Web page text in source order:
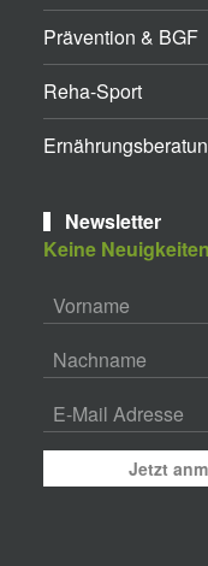
Prävention & BGF
Reha-Sport
Newsletter
Keine
Jetzt